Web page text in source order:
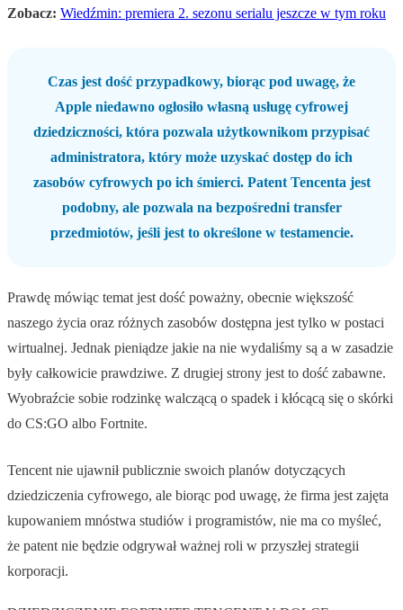
Zobacz: Wiedźmin: premiera 2. sezonu serialu jeszcze w tym roku
Czas jest dość przypadkowy, biorąc pod uwagę, że
Apple niedawno ogłosiło własną usługę cyfrowej
dziedziczności, która pozwala użytkownikom przypisać
administratora, który może uzyskać dostęp do ich
zasobów cyfrowych po ich śmierci. Patent Tencenta jest
podobny, ale pozwala na bezpośredni transfer
przedmiotów, jeśli jest to określone w testamencie.
Prawdę mówiąc temat jest dość poważny, obecnie większość
naszego życia oraz różnych zasobów dostępna jest tylko w postaci
wirtualnej. Jednak pieniądze jakie na nie wydaliśmy są a w zasadzie
były całkowicie prawdziwe. Z drugiej strony jest to dość zabawne.
Wyobraźcie sobie rodzinkę walczącą o spadek i kłócącą się o skórki
do CS:GO albo Fortnite.
Tencent nie ujawnił publicznie swoich planów dotyczących
dziedziczenia cyfrowego, ale biorąc pod uwagę, że firma jest zajęta
kupowaniem mnóstwa studiów i programistów, nie ma co myśleć,
że patent nie będzie odgrywał ważnej roli w przyszłej strategii
korporacji.